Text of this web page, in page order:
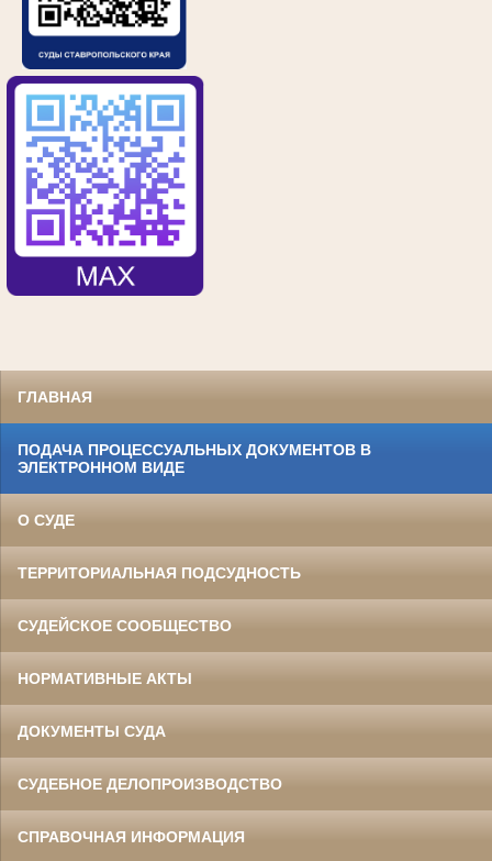
ГЛАВНАЯ
ПОДАЧА ПРОЦЕССУАЛЬНЫХ ДОКУМЕНТОВ В
ЭЛЕКТРОННОМ ВИДЕ
О СУДЕ
ТЕРРИТОРИАЛЬНАЯ ПОДСУДНОСТЬ
СУДЕЙСКОЕ СООБЩЕСТВО
НОРМАТИВНЫЕ АКТЫ
ДОКУМЕНТЫ СУДА
СУДЕБНОЕ ДЕЛОПРОИЗВОДСТВО
СПРАВОЧНАЯ ИНФОРМАЦИЯ